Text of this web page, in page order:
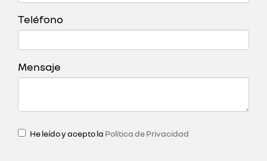
Teléfono
Mensaje
He leído y acepto la Política de Privacidad